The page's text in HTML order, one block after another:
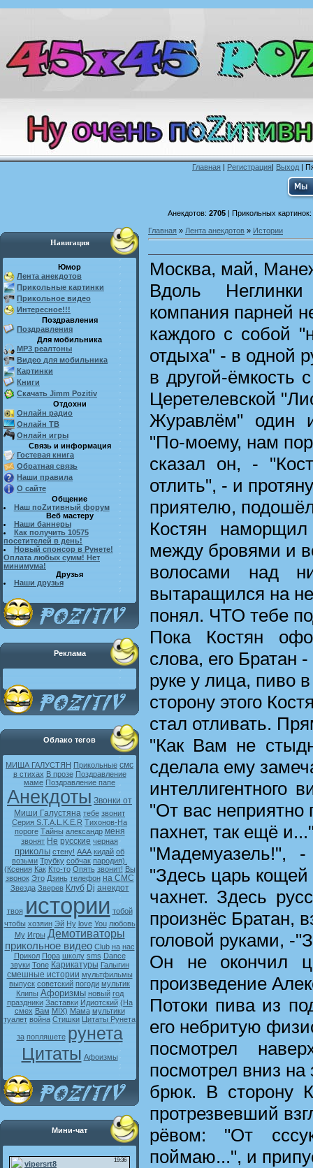
Главная | Регистрация| Выход |
Анекдотов: 2705| Прикольных картинок:
Навигация
Юмор
Лента анекдотов
Прикольные картинки
Прикольное видео
Интересное!!!
Поздравления
Поздравления
Для мобильника
MP3 реалтоны
Видео для мобильника
Картинки
Книги
Скачать Jimm Pozitiv
Отдохни
Онлайн радио
Онлайн ТВ
Онлайн игры
Связь и информация
Гостевая книга
Обратная связь
Наши правила
О сайте
Общение
Наш поZитивный форум
Веб мастеру
Наши баннеры
Как получить 10575
посетителей в день!
Новый спонсор в Рунете!
Оплата любых сумм! Нет
минимума!
Друзья
Наши друзья
Реклама
Облако тегов
МИША ГАЛУСТЯН Прикольные смс
в стихах В прозе Поздравление
маме Поздравление папе
Анекдоты Звонки от
Миши Галустяна тебе звонит
Серия S.T.A.L.K.E.R Тихонов-На
пороге Тайны александр меня
звонят Не русские черная
приколы стену! ААА кидай об
возьми Трубку собчак пародия).
(Ксения Как Кто-то Опять звонит! Вы
звонок Это Дзинь телефон на СМС
Звезда Зверев Клуб Dj анекдот
твоя истории тобой
чтобы хозяин Эй Ну love You любовь
My Игры Демотиваторы
прикольное видео Club на нас
Прикол Пора школу sms Dance
звуки Tone Карикатуры Галыгин
смешные истории мультфильмы
выпуск советский погоди мультик
Клипы Афоризмы новый год
праздники Заставки Идиотский (На
смех Вам MIX) Мама мультики
туалет война Стишки Цитаты Рунета
за попляшете рунета
Цитаты Афоизмы
Мини-чат
Главная » Лента анекдотов » Истории
Москва, май,
Вдоль
компания парней
каждого с собой
отдыха" - в одной
в другой-ёмкость
Церетелевской
Журавлём" один
"По-моему, нам
сказал он, -
отлить", - и
приятелю,
Костян
между бровями и
волосами над
вытаращился на
понял. ЧТО тебе
Пока Костян
слова, его Братан
руке у лица, пиво
сторону этого
стал отливать.
"Как Вам не
сделала ему
интеллигентного
"От вас неприятно
пахнет, так ещё
"Мадемуазель!",
"Здесь царь кощей
чахнет. Здесь
произнёс Братан,
головой руками, -
Он не окончил
произведение
Потоки пива из
его небритую
посмотрел
посмотрел вниз на
брюк. В сторону
протрезвевший
рёвом: "От
поймаю...", и